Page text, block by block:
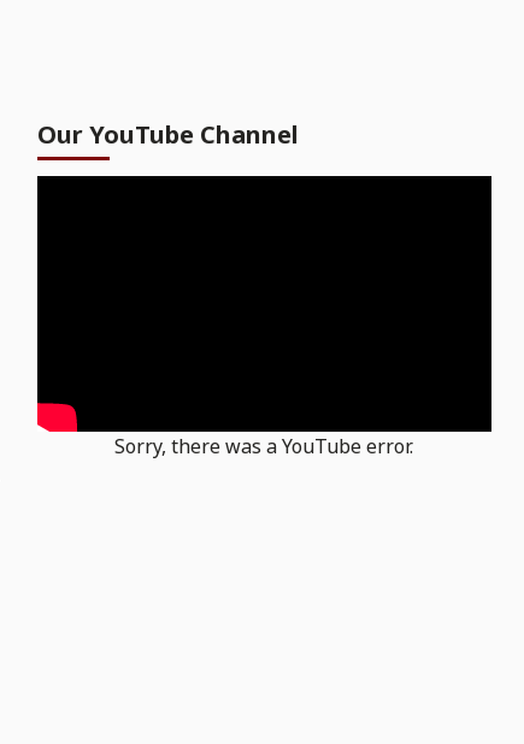
Our YouTube Channel
Sorry, there was a YouTube error.